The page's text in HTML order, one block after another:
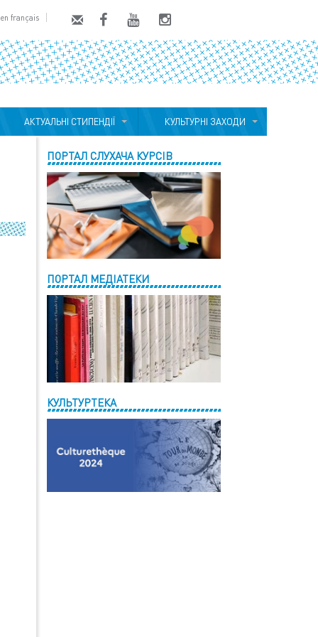
en français
АКТУАЛЬНІ СТИПЕНДІЇ КУЛЬТУРНІ ЗАХОДИ
ПОРТАЛ СЛУХАЧА КУРСІВ
ПОРТАЛ МЕДІАТЕКИ
КУЛЬТУРТЕКА